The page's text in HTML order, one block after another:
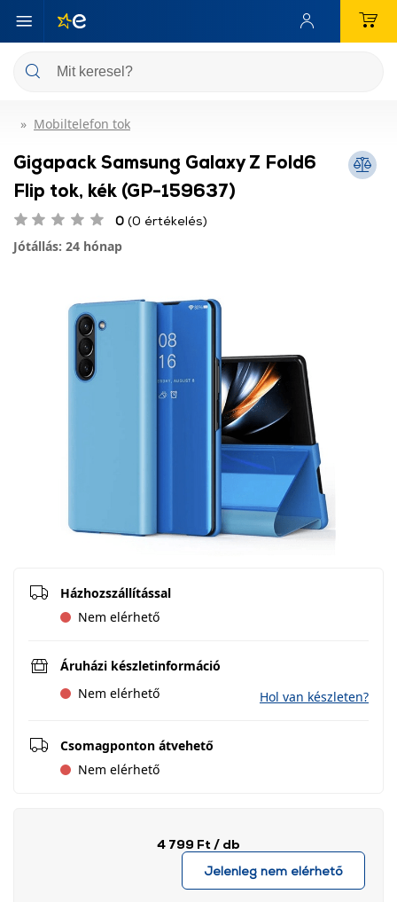
Mobiltelefon tok
Gigapack Samsung Galaxy Z Fold6
Flip tok, kék (GP-159637)
0 (0 értékelés)
Jótállás: 24 hónap
Házhozszállítással
Nem elérhető
Áruházi készletinformáció
Nem elérhető
Hol van készleten?
Csomagponton átvehető
Nem elérhető
4 799 Ft / db
Jelenleg nem elérhető